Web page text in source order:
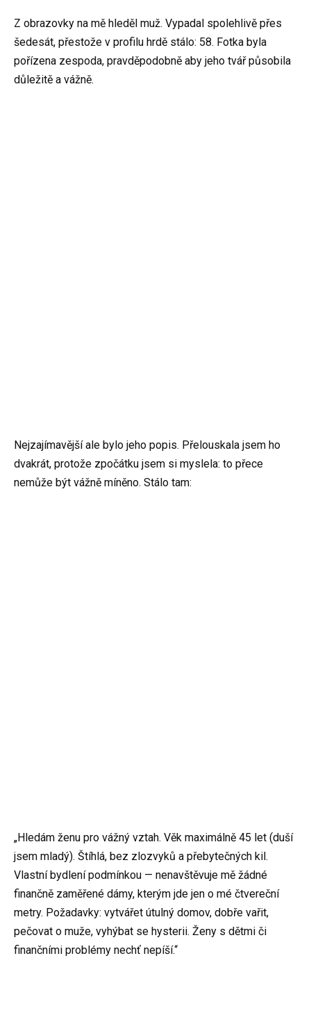
Z obrazovky na mě hleděl muž. Vypadal spolehlivě přes
šedesát, přestože v profilu hrdě stálo: 58. Fotka byla
pořízena zespoda, pravděpodobně aby jeho tvář působila
důležitě a vážně.
Nejzajímavější ale bylo jeho popis. Přelouskala jsem ho
dvakrát, protože zpočátku jsem si myslela: to přece
nemůže být vážně míněno. Stálo tam:
„Hledám ženu pro vážný vztah. Věk maximálně 45 let (duší
jsem mladý). Štíhlá, bez zlozvyků a přebytečných kil.
Vlastní bydlení podmínkou — nenavštěvuje mě žádné
finančně zaměřené dámy, kterým jde jen o mé čtvereční
metry. Požadavky: vytvářet útulný domov, dobře vařit,
pečovat o muže, vyhýbat se hysterii. Ženy s dětmi či
finančními problémy nechť nepíší.“